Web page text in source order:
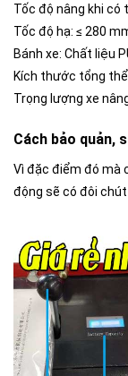
Tốc độ nâng khi có
Tốc độ hạ: ≤ 280
Bánh xe: Chất liệu
Kích thước tổng thể
Trọng lượng xe
Cách bảo quản,
Vì đặc điểm đó mà
động sẽ có đôi chút